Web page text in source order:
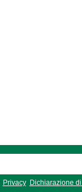
Privacy
Dichiarazione